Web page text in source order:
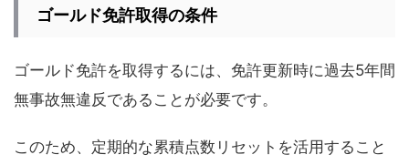
ゴールド免許取得の条件
ゴールド免許を取得するには、免許更新時に過去5年間
無事故無違反であることが必要です。
このため、定期的な累積点数リセットを活用すること